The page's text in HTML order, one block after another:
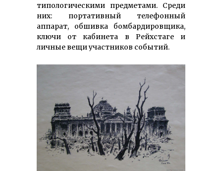
типологическими пред­метами. Среди
них: портативный телефонный
аппарат, обшивка бомбар­дировщика,
ключи от кабинета в Рейхстаге и
личные вещи участников событий.